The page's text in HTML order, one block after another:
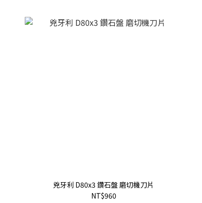
兇牙利 D80x3 鑽石盤 磨切機刀片
NT$960